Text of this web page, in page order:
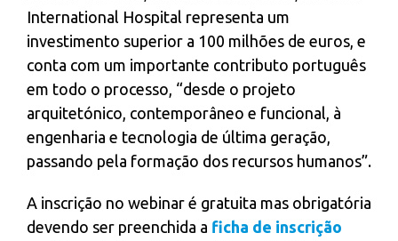
International Hospital representa um
investimento superior a 100 milhões de euros, e
conta com um importante contributo português
em todo o processo, “desde o projeto
arquitetónico, contemporâneo e funcional, à
engenharia e tecnologia de última geração,
passando pela formação dos recursos humanos”.
A inscrição no webinar é gratuita mas obrigatória
devendo ser preenchida a ficha de inscrição